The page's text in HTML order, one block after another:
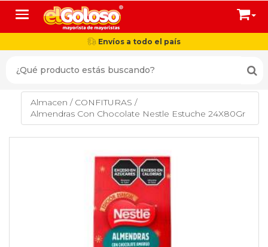
Toggle navigation
Envíos a todo el país
Almacen / CONFITURAS /
Almendras Con Chocolate Nestle Estuche 24X80Gr